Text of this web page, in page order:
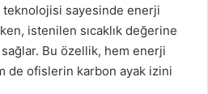
sayesinde enerji
istenilen sıcaklık değerine
sağlar. Bu özellik, hem enerji
de ofislerin karbon ayak izini